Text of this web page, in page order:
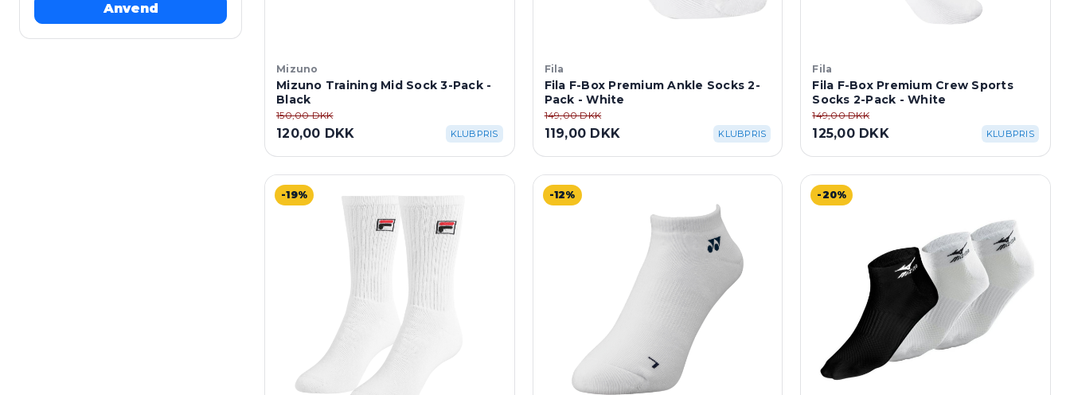
Anvend
Mizuno
Mizuno Training Mid Sock 3-Pack -
Black
150,00 DKK
120,00 DKK KLUBPRIS
Fila
Fila F-Box Premium Ankle Socks 2-
Pack - White
149,00 DKK
119,00 DKK KLUBPRIS
Fila
Fila F-Box Premium Crew Sports
Socks 2-Pack - White
149,00 DKK
125,00 DKK KLUBPRIS
-19% -12% -20%